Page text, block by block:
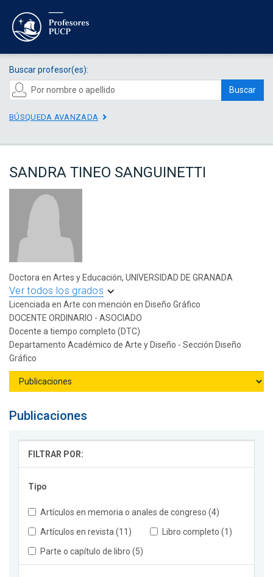
Buscar profesor(es):
Buscar
BÚSQUEDA AVANZADA
SANDRA TINEO SANGUINETTI
Doctora en Artes y Educación, UNIVERSIDAD DE GRANADA
Ver todos los grados
Licenciada en Arte con mención en Diseño Gráfico
DOCENTE ORDINARIO - ASOCIADO
Docente a tiempo completo (DTC)
Departamento Académico de Arte y Diseño - Sección Diseño
Gráfico
Publicaciones
FILTRAR POR:
Tipo
Artículos en memoria o anales de congreso (4)
Artículos en revista (11)
Libro completo (1)
Parte o capítulo de libro (5)